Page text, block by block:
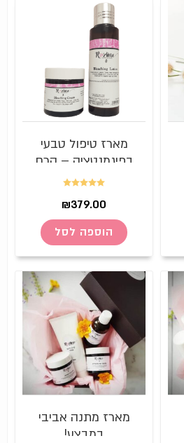
מארז טיפול טבעי
בפיגמנטציה – קרם
הבהרה לפנים + מי פנים
מתוך 5
₪379.00
הוספה לסל
מארז מתנה אביבי
במבצע!